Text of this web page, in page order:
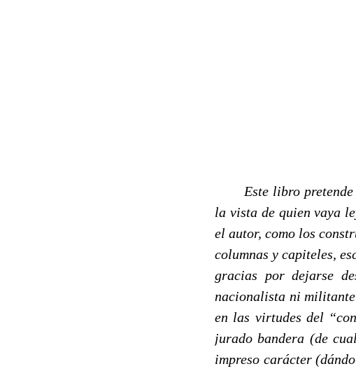
Este libro
la vista de quien vaya
el autor, como los
columnas y capiteles,
gracias por dejarse
nacionalista ni
en las virtudes del
jurado bandera (de
impreso carácter